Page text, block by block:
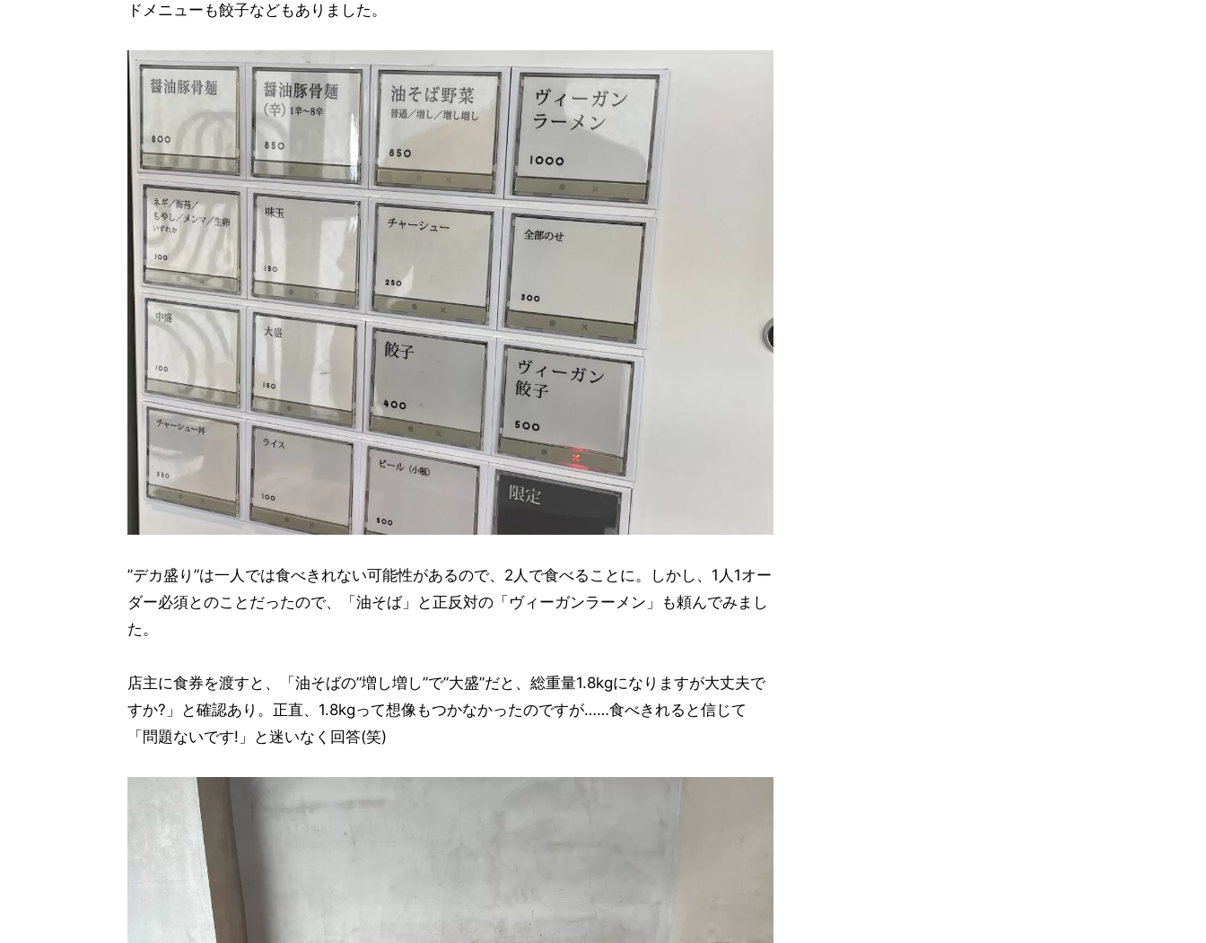
ドメニューも餃子などもありました。
”デカ盛り”は一人では食べきれない可能性があるので、2人で食べることに。しかし、1人1オー
ダー必須とのことだったので、「油そば」と正反対の「ヴィーガンラーメン」も頼んでみまし
た。
店主に食券を渡すと、「油そばの”増し増し”で”大盛”だと、総重量1.8kgになりますが大丈夫で
すか?」と確認あり。正直、1.8kgって想像もつかなかったのですが……食べきれると信じて
「問題ないです!」と迷いなく回答(笑)